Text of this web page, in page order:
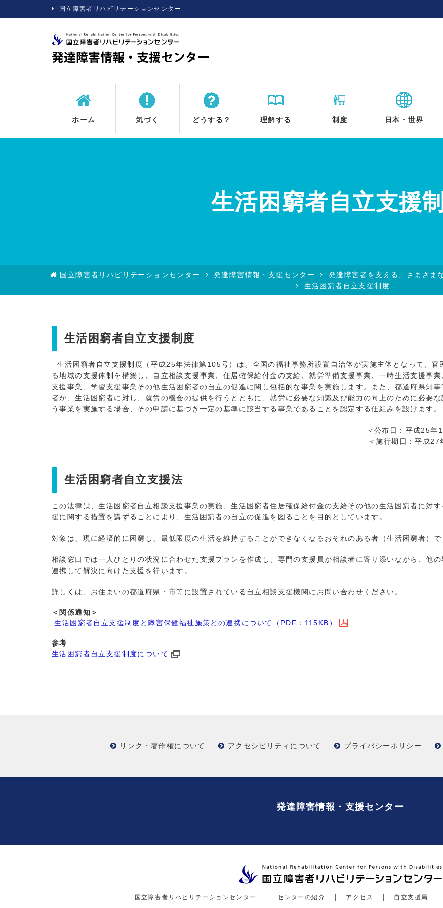
国立障害者リハビリテーションセンター
ホーム 気づく どうする？ 理解する 制度 日本・世界
生活困窮者自立支援
国立障害者リハビリテーションセンター 発達障害情報・支援センター 発達障害者を支える、さまざま
生活困窮者自立支援制度
生活困窮者自立支援制度
生活困窮者自立支援制度（平成25年法律第105号）は、全国の福祉事務所設置自治体が実施主体となって、官
る地域の支援体制を構築し、自立相談支援事業、住居確保給付金の支給、就労準備支援事業、一時生活支援事業
支援事業、学習支援事業その他生活困窮者の自立の促進に関し包括的な事業を実施します。また、都道府県知
者が、生活困窮者に対し、就労の機会の提供を行うとともに、就労に必要な知識及び能力の向上のために必要
う事業を実施する場合、その申請に基づき一定の基準に該当する事業であることを認定する仕組みを設けます。
＜公布日：平成25年
＜施行期日：平成27
生活困窮者自立支援法
この法律は、生活困窮者自立相談支援事業の実施、生活困窮者住居確保給付金の支給その他の生活困窮者に対す
援に関する措置を講ずることにより、生活困窮者の自立の促進を図ることを目的としています。
対象は、現に経済的に困窮し、最低限度の生活を維持することができなくなるおそれのある者（生活困窮者）で
相談窓口では一人ひとりの状況に合わせた支援プランを作成し、専門の支援員が相談者に寄り添いながら、他の
連携して解決に向けた支援を行います。
詳しくは、お住まいの都道府県・市等に設置されている自立相談支援機関にお問い合わせください。
＜関係通知＞
生活困窮者自立支援制度と障害保健福祉施策との連携について（PDF：115KB）
参考
生活困窮者自立支援制度について
リンク・著作権について アクセシビリティについて プライバシーポリシー
発達障害情報・支援センター
国立障害者リハビリテーションセンター センターの紹介 アクセス 自立支援局